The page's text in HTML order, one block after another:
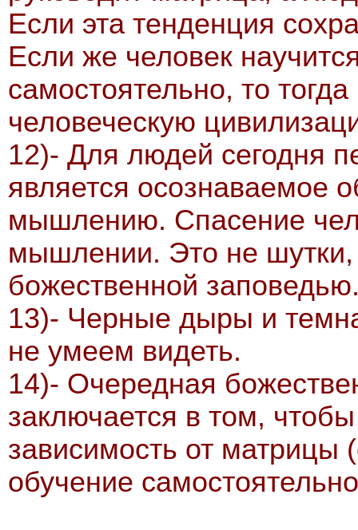
Если эта тенденция
Если же человек
самостоятельно, то
человеческую
12)- Для людей сегодня
является осознаваемое
мышлению. Спасение
мышлении. Это не шутки,
божественной
13)- Черные дыры и
не умеем видеть.
14)- Очередная
заключается в том,
зависимость от
обучение